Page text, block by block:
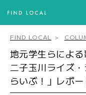
FIND LOCAL
地元学生らによ
二子玉川ライズ
らいぶ！」レポー